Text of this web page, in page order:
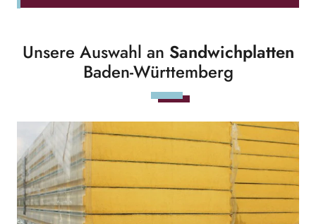
Unsere Auswahl an Sandwichplatten
Baden-Württemberg